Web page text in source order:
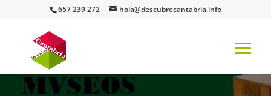
657 239 272 hola@descubrecantabria.info